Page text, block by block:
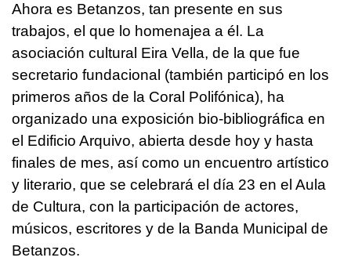
Ahora es Betanzos, tan presente en sus
trabajos, el que lo homenajea a él. La
asociación cultural Eira Vella, de la que fue
secretario fundacional (también participó en los
primeros años de la Coral Polifónica), ha
organizado una exposición bio-bibliográfica en
el Edificio Arquivo, abierta desde hoy y hasta
finales de mes, así como un encuentro artístico
y literario, que se celebrará el día 23 en el Aula
de Cultura, con la participación de actores,
músicos, escritores y de la Banda Municipal de
Betanzos.